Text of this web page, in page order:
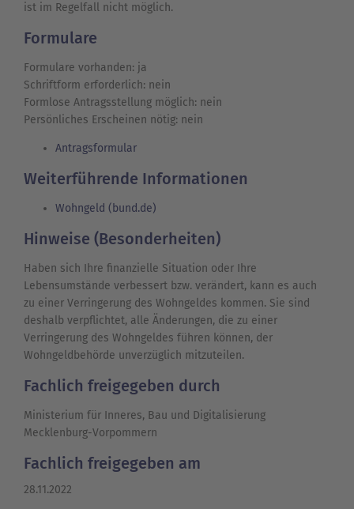
ist im Regelfall nicht möglich.
Formulare
Formulare vorhanden: ja
Schriftform erforderlich: nein
Formlose Antragsstellung möglich: nein
Persönliches Erscheinen nötig: nein
Antragsformular
Weiterführende Informationen
Wohngeld (bund.de)
Hinweise (Besonderheiten)
Haben sich Ihre finanzielle Situation oder Ihre
Lebensumstände verbessert bzw. verändert, kann es auch
zu einer Verringerung des Wohngeldes kommen. Sie sind
deshalb verpflichtet, alle Änderungen, die zu einer
Verringerung des Wohngeldes führen können, der
Wohngeldbehörde unverzüglich mitzuteilen.
Fachlich freigegeben durch
Ministerium für Inneres, Bau und Digitalisierung
Mecklenburg-Vorpommern
Fachlich freigegeben am
28.11.2022